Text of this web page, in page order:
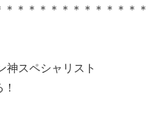
＊＊＊＊＊＊＊＊＊＊＊＊
神スペシャリスト